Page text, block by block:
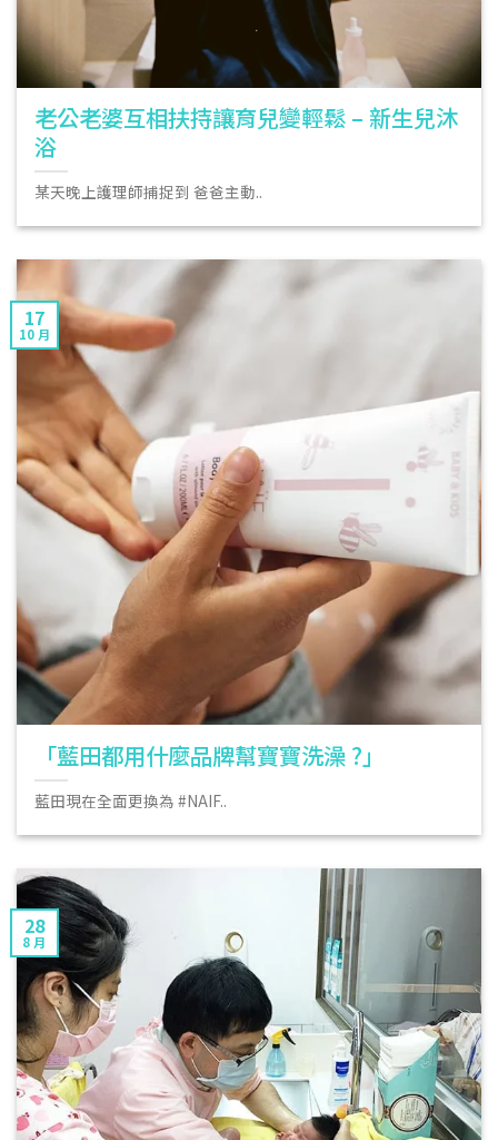
老公老婆互相扶持讓育兒變輕鬆 – 新生兒沐
浴
某天晚上護理師捕捉到 爸爸主動..
「藍田都用什麼品牌幫寶寶洗澡 ?」
藍田現在全面更換為 #NAIF..
17
10 月
28
8 月